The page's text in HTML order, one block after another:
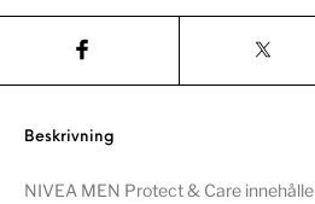
Beskrivning
NIVEA MEN Protect & Care